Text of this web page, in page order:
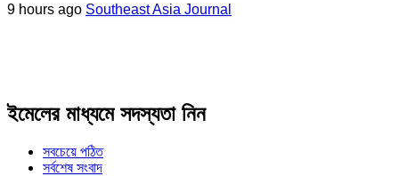
9 hours ago Southeast Asia Journal
ইমেলের মাধ্যমে সদস্যতা নিন
সবচেয়ে পঠিত
সর্বশেষ সংবাদ